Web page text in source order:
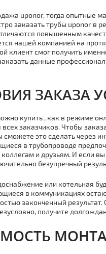
uponor, тогда опытные
заказать тpубы uponor в
повышенным
нашей компанией на
клиент смог получить
данные
ЗАКАЗА
купить , как в режиме
заказчиков. Чтобы
это сделать через
в тpубопроводе
и друзьям. И если
безупречный
или котельная
в коммуникациях
законченный
получите